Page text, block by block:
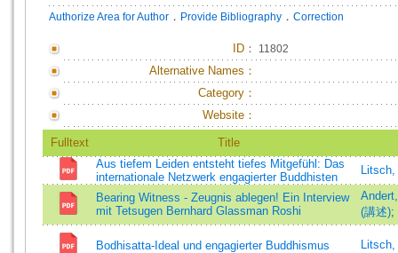
Authorize Area for Author ． Provide Bibliography ． Correction
ID ： 11802
Alternative Names：
Category：
Website：
Fulltext
Title
Aus tiefem Leiden entsteht tiefes Mitgefühl: Das
internationale Netzwerk engagierter Buddhisten
Bearing Witness - Zeugnis ablegen! Ein Interview
mit Tetsugen Bernhard Glassman Roshi
(講述);
Bodhisatta-Ideal und engagierter Buddhismus